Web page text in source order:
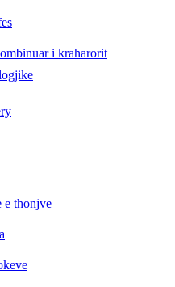
i kraharorit
e thonjve